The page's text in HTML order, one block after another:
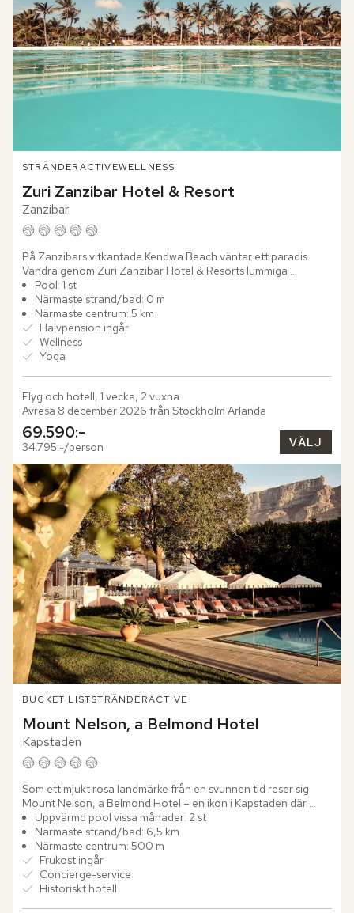
STRÄNDERACTIVEWELLNESS
Zuri Zanzibar Hotel & Resort
Zanzibar
På Zanzibars vitkantade Kendwa Beach väntar ett paradis.
Vandra genom Zuri Zanzibar Hotel & Resorts lummiga
trädgårdar, andas in doften från kryddodlingarna och låt
ögonen vila på...
Pool: 1 st
Närmaste strand/bad: 0 m
Närmaste centrum: 5 km
Halvpension ingår
Wellness
Yoga
Flyg och hotell, 1 vecka, 2 vuxna
Avresa 8 december 2026 från Stockholm Arlanda
69.590:-
34.795:-/person VÄLJ
BUCKET LISTSTRÄNDERACTIVE
Mount Nelson, a Belmond Hotel
Kapstaden
Som ett mjukt rosa landmärke från en svunnen tid reser sig
Mount Nelson, a Belmond Hotel – en ikon i Kapstaden där
historien andas mellan palmer och rosenrabatter. Det...
Uppvärmd pool vissa månader: 2 st
Närmaste strand/bad: 6,5 km
Närmaste centrum: 500 m
Frukost ingår
Concierge-service
Historiskt hotell